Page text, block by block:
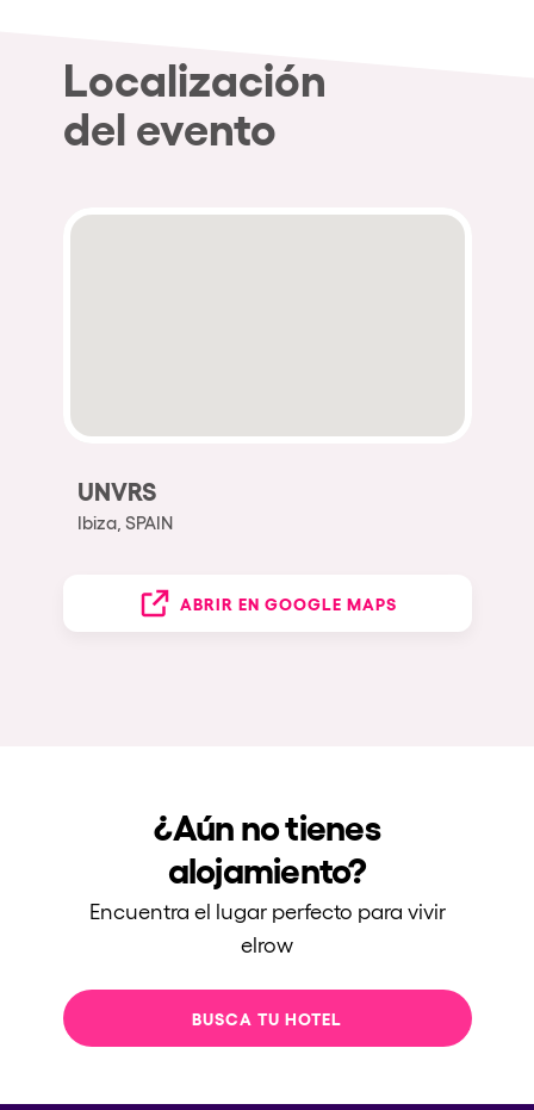
Localización
del evento
UNVRS
Ibiza, SPAIN
ABRIR EN GOOGLE MAPS
¿Aún no tienes
alojamiento?
Encuentra el lugar perfecto para vivir
elrow
BUSCA TU HOTEL